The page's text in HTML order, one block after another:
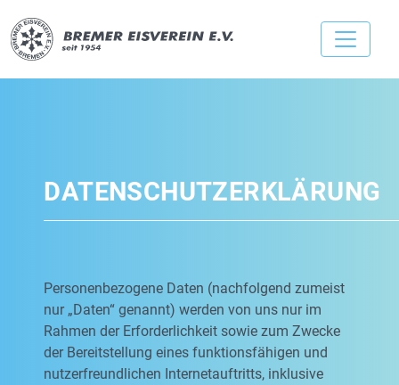
DATENSCHUTZERKLÄRUNG
Personenbezogene Daten (nachfolgend zumeist
nur „Daten“ genannt) werden von uns nur im
Rahmen der Erforderlichkeit sowie zum Zwecke
der Bereitstellung eines funktionsfähigen und
nutzerfreundlichen Internetauftritts, inklusive